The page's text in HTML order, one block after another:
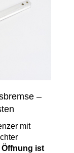
–
mit
Öffnung ist